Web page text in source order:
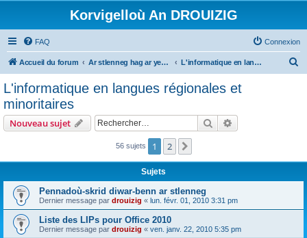
Korvigelloù An DROUIZIG
FAQ Connexion
Accueil du forum Ar stlenneg hag ar yezhoù bihan er bed a-bezh L'informatique en langues régionales et minoritaires
c
r
L'informatique en langues régionales et
minoritaires
Nouveau sujet Rechercher
56 sujets 1 2
Sujets
Pennadoù-skrid diwar-benn ar stlenneg
Dernier message par drouizig « lun. févr. 01, 2010 3:31 pm
Liste des LIPs pour Office 2010
Dernier message par drouizig « ven. janv. 22, 2010 5:35 pm